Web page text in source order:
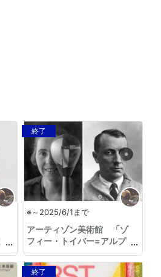
終了
※～2025/6/1まで
アーティゾン美術館 「ゾ
フィー・トイバー=アルプ
終了